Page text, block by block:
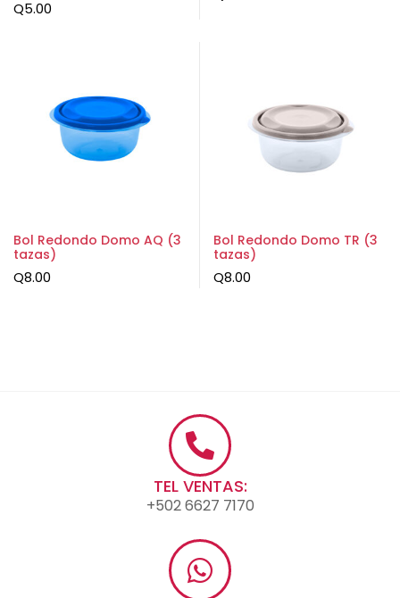
Q5.00
Bol Redondo Domo AQ (3
tazas)
Q8.00
Bol Redondo Domo TR (3
tazas)
Q8.00
TEL VENTAS:
+502 6627 7170